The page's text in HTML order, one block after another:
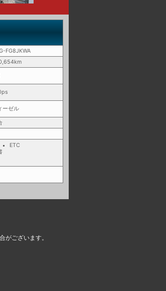
FG8JKWA
ーゼル
ETC
がございます。